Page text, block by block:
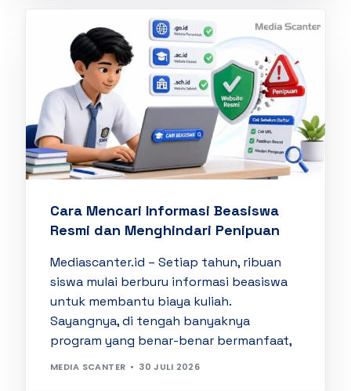
Cara Mencari Informasi Beasiswa
Resmi dan Menghindari Penipuan
Mediascanter.id – Setiap tahun, ribuan
siswa mulai berburu informasi beasiswa
untuk membantu biaya kuliah.
Sayangnya, di tengah banyaknya
program yang benar-benar bermanfaat,
MEDIA SCANTER 30 JULI 2026